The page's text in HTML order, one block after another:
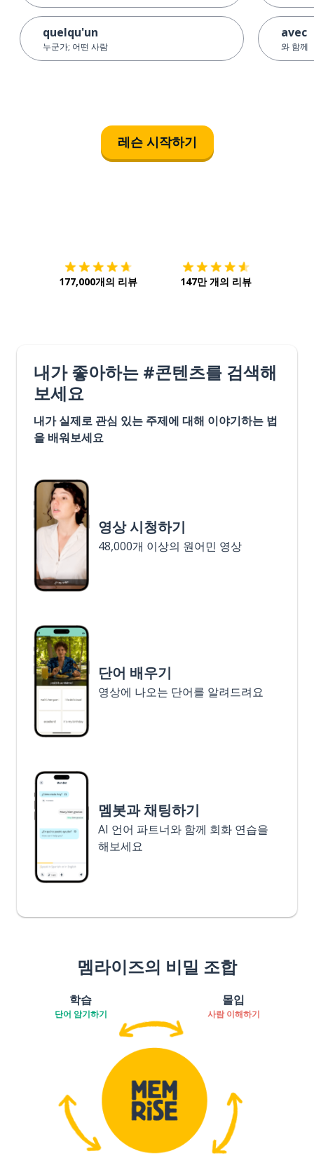
quelqu'un
누군가; 어떤 사람
avec
와 함께
레슨 시작하기
177,000개의 리뷰 147만 개의 리뷰
내가 좋아하는 #콘텐츠를 검색해
보세요
내가 실제로 관심 있는 주제에 대해 이야기하는 법
을 배워보세요
영상 시청하기
48,000개 이상의 원어민 영상
단어 배우기
영상에 나오는 단어를 알려드려요
멤봇과 채팅하기
AI 언어 파트너와 함께 회화 연습을
해보세요
멤라이즈의 비밀 조합
학습
단어 암기하기
몰입
사람 이해하기